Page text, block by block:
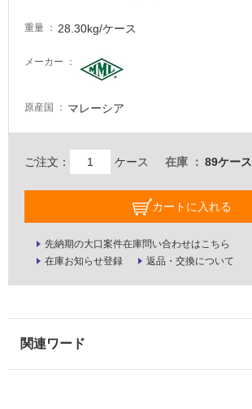
重量 28.30kg/ケース
メーカー
原産国 マレーシア
ご注文： ケース 在庫 89ケース
カートに入れる
先納期の大口案件在庫問い合わせはこちら
在庫お知らせ登録
返品・交換について
て
な
壁・
屋
用